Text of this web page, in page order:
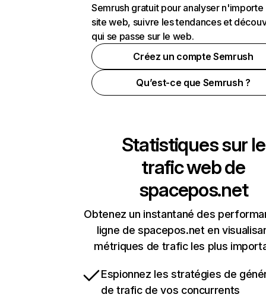
Semrush gratuit pour analyser n'importe
site web, suivre les tendances et
qui se passe sur le web.
Créez un compte Semrush
Qu’est-ce que Semrush ?
Statistiques sur le
trafic web de
spacepos.net
Obtenez un instantané des
ligne de spacepos.net en
métriques de trafic les plus
Espionnez les stratégies de
de trafic de vos concurrents